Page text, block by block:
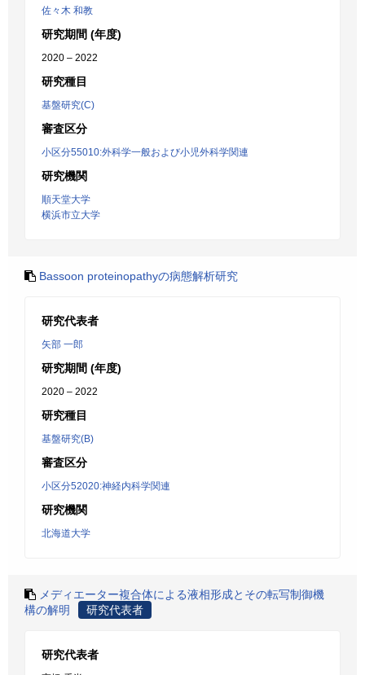
佐々木 和教
研究期間 (年度)
2020 – 2022
研究種目
基盤研究(C)
審査区分
小区分55010:外科学一般および小児外科学関連
研究機関
順天堂大学
横浜市立大学
Bassoon proteinopathyの病態解析研究
研究代表者
矢部 一郎
研究期間 (年度)
2020 – 2022
研究種目
基盤研究(B)
審査区分
小区分52020:神経内科学関連
研究機関
北海道大学
メディエーター複合体による液相形成とその転写制御機
構の解明
研究代表者
研究代表者